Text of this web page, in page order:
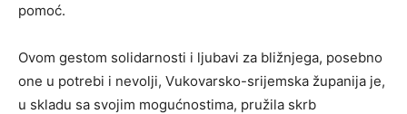
pomoć.
Ovom gestom solidarnosti i ljubavi za bližnjega, posebno
one u potrebi i nevolji, Vukovarsko-srijemska županija je,
u skladu sa svojim mogućnostima, pružila skrb